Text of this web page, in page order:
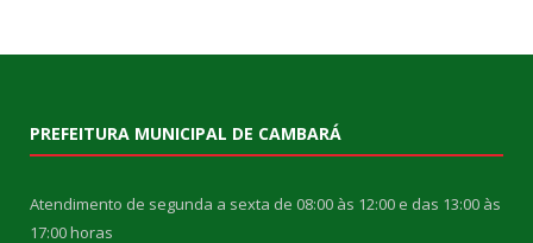
PREFEITURA MUNICIPAL DE CAMBARÁ
Atendimento de segunda a sexta de 08:00 às 12:00 e das 13:00 às
17:00 horas